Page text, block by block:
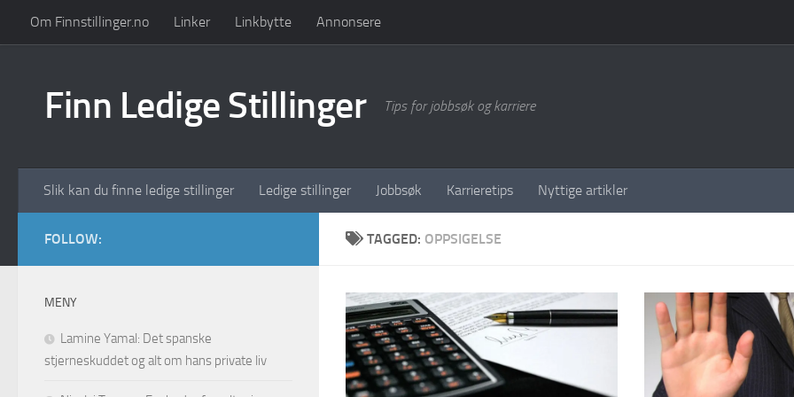
Skip to content
Om Finnstillinger.no Linker Linkbytte Annonsere
Finn Ledige Stillinger Tips for jobbsøk og karriere
Slik kan du finne ledige stillinger Ledige stillinger Jobbsøk Karrieretips Nyttige artikler
TAGGED: OPPSIGELSE
FOLLOW:
MENY
Lamine Yamal: Det spanske
stjerneskuddet og alt om hans private liv